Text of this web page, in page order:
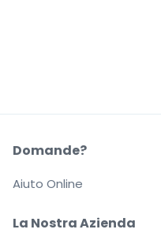
La Nostra Azienda
Domande?
Aiuto Online